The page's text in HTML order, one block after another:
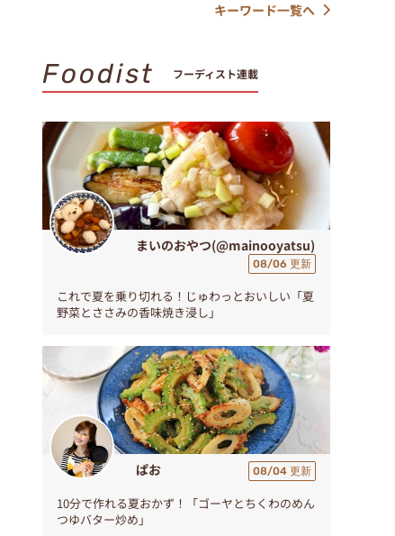
キーワード一覧へ
Foodist フーディスト連載
まいのおやつ(@mainooyatsu)
08/06 更新
これで夏を乗り切れる！じゅわっとおいしい「夏
野菜とささみの香味焼き浸し」
ぱお 08/04 更新
10分で作れる夏おかず！「ゴーヤとちくわのめん
つゆバター炒め」